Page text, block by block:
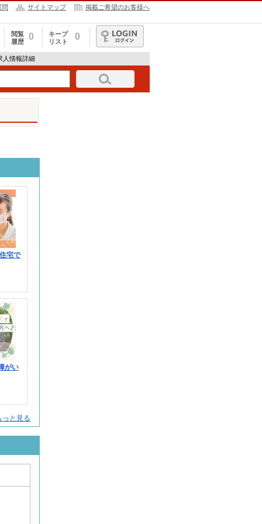
問 サイトマップ 掲載ご希望のお客様へ
閲覧
履歴
0
キープ
リスト
0
ログイン
人情報詳細
宅で
がい
と見る